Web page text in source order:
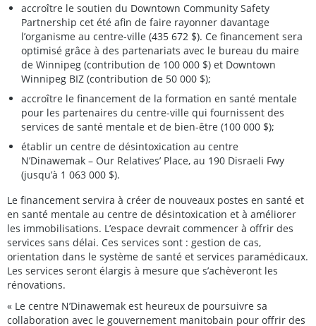
accroître le soutien du Downtown Community Safety
Partnership cet été afin de faire rayonner davantage
l’organisme au centre-ville (435 672 $). Ce financement sera
optimisé grâce à des partenariats avec le bureau du maire
de Winnipeg (contribution de 100 000 $) et Downtown
Winnipeg BIZ (contribution de 50 000 $);
accroître le financement de la formation en santé mentale
pour les partenaires du centre-ville qui fournissent des
services de santé mentale et de bien-être (100 000 $);
établir un centre de désintoxication au centre
N’Dinawemak – Our Relatives’ Place, au 190 Disraeli Fwy
(jusqu’à 1 063 000 $).
Le financement servira à créer de nouveaux postes en santé et
en santé mentale au centre de désintoxication et à améliorer
les immobilisations. L’espace devrait commencer à offrir des
services sans délai. Ces services sont : gestion de cas,
orientation dans le système de santé et services paramédicaux.
Les services seront élargis à mesure que s’achèveront les
rénovations.
« Le centre N’Dinawemak est heureux de poursuivre sa
collaboration avec le gouvernement manitobain pour offrir des